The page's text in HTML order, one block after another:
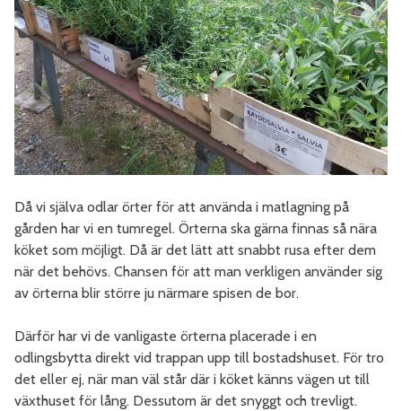
Då vi själva odlar örter för att använda i matlagning på
gården har vi en tumregel. Örterna ska gärna finnas så nära
köket som möjligt. Då är det lätt att snabbt rusa efter dem
när det behövs. Chansen för att man verkligen använder sig
av örterna blir större ju närmare spisen de bor.
Därför har vi de vanligaste örterna placerade i en
odlingsbytta direkt vid trappan upp till bostadshuset. För tro
det eller ej, när man väl står där i köket känns vägen ut till
växthuset för lång. Dessutom är det snyggt och trevligt.